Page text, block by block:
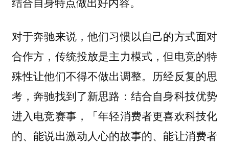
对于奔驰来说，他们习惯以自己的方式面对
合作方，传统投放是主力模式，但电竞的特
殊性让他们不得不做出调整。历经反复的思
考，奔驰找到了新思路：结合自身科技优势
进入电竞赛事，「年轻消费者更喜欢科技化
的、能说出激动人心的故事的、能让消费者